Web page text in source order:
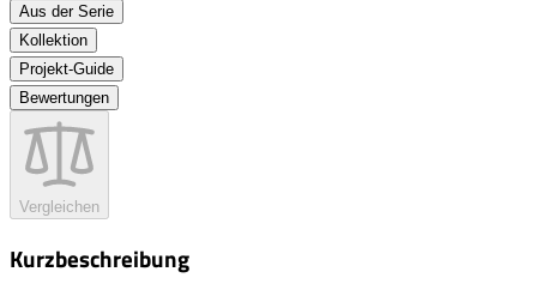
Aus der Serie
Kollektion
Projekt-Guide
Bewertungen
Vergleichen
Kurzbeschreibung